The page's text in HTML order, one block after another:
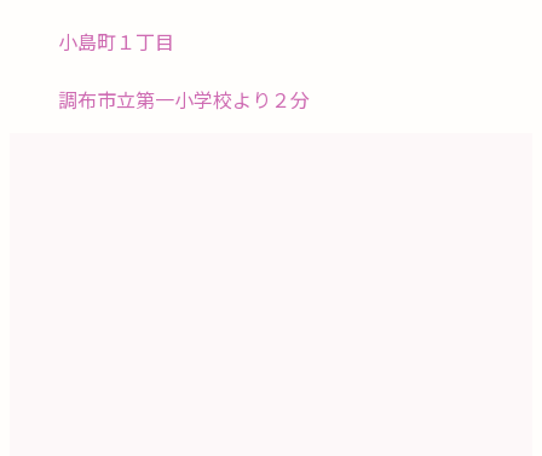
小島町１丁目
調布市立第一小学校より２分